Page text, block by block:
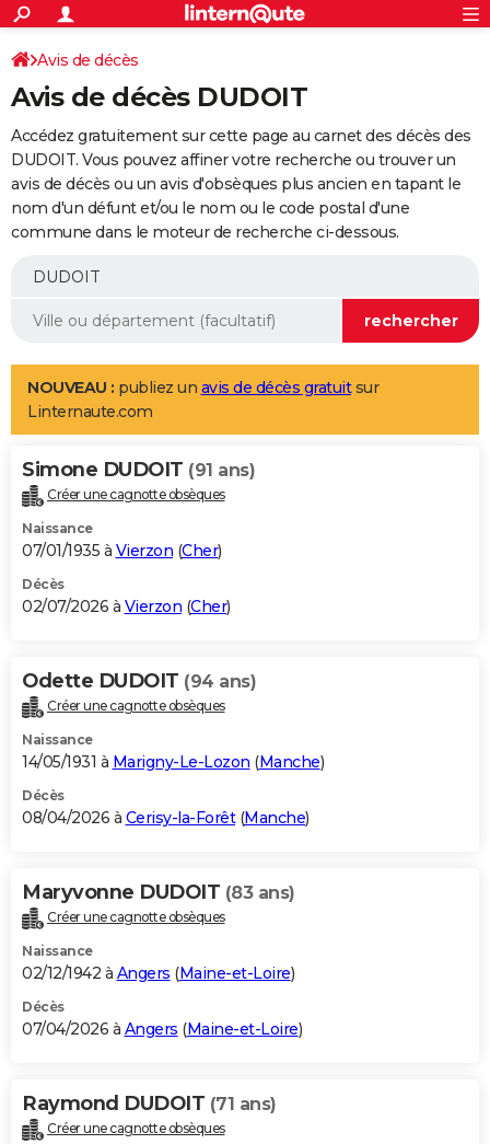
ACTUALITÉS
Politique
Société
Faits Divers
Education
Monde
Villes
+
SPORT
Coupe du monde 2026
Football
Tennis
Cyclisme
Rugby
Forum
Programme TV
TNT
Streaming
Cinéma
Sorties cinéma
Musique
+
FINANCE
Retraite
Epargne
Immobilier
Risques naturels par ville
Banque
Assurance
AUTO
Essais
Réserver un essai
Citadines
Berlines
SUV
Forum auto
+
Mobiles
Meilleur smartphone
Internet
Ordinateurs
Jeux vidéo
Guide high-tech
Aménagement intérieur
LIFESTYLE
Art de vivre
Bien-être
Loisirs
Mode
Modes de vie
Alimentation
Guide de la santé
Maladies
Médicaments
Sommeil
VOYAGE
Destinations
City break
Voyage nature
Voyage de noces
Forum
Climat
+PHOTO
GUIDES D'ACHAT
BONS PLANS
Carte de Noël
Carte Bonne année
Carte Saint-Valentin
Carte Pâques
Carte d'anniversaire
DICTIONNAIRE
Dictionnaire
Biographies
Citations
Expressions
Proverbes
PROGRAMME TV
S'inscrire
Se connecter
Lycées
Collèges
Primaires
Universités
Entreprises
Service militaire
Avis de recherche
AVIS DE DÉCÈS
Bricolage
Lifestyle
Culture
Sport
Auto
Television
Voyage
Cinema
Avis de décès
Avis de décès DUDOIT
Accédez gratuitement sur cette page au carnet des décès des
DUDOIT. Vous pouvez affiner votre recherche ou trouver un
avis de décès ou un avis d'obsèques plus ancien en tapant le
nom d'un défunt et/ou le nom ou le code postal d'une
commune dans le moteur de recherche ci-dessous.
NOUVEAU : publiez un avis de décès gratuitsur
Linternaute.com
Simone DUDOIT (91 ans)
Créer une cagnotte obsèques
Naissance
07/01/1935 à Vierzon (Cher)
Décès
02/07/2026 à Vierzon (Cher)
Odette DUDOIT (94 ans)
Créer une cagnotte obsèques
Naissance
14/05/1931 à Marigny-Le-Lozon (Manche)
Décès
08/04/2026 à Cerisy-la-Forêt(Manche)
Maryvonne DUDOIT (83 ans)
Créer une cagnotte obsèques
Naissance
02/12/1942 à Angers (Maine-et-Loire)
Décès
07/04/2026 à Angers (Maine-et-Loire)
Raymond DUDOIT (71 ans)
Créer une cagnotte obsèques